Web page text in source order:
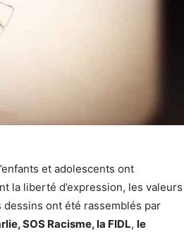
et adolescents ont
la liberté d’expression, les valeurs
ont été rassemblés par
SOS Racisme, la FIDL, le